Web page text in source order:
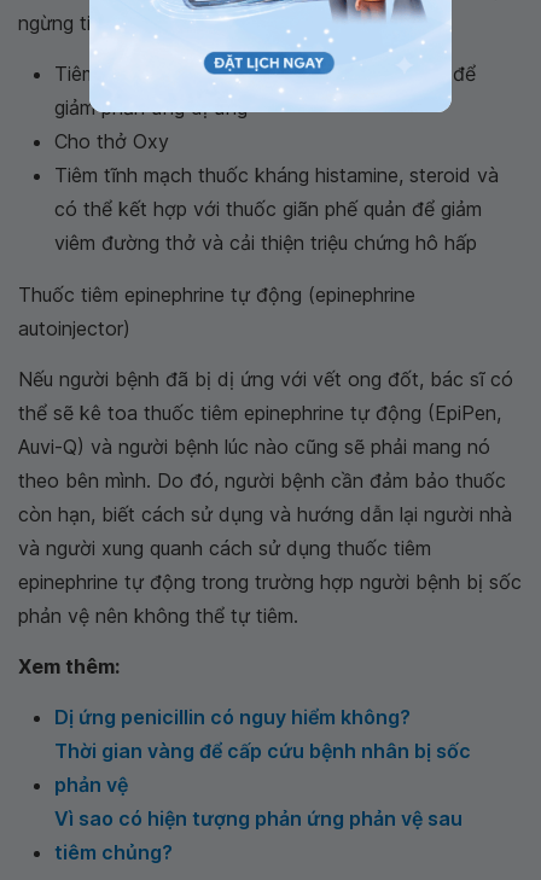
ngừng tim kết hợp với các phương pháp sau:
Tiêm Epinephrine (adrenaline) thuốc đầu tay để
giảm phản ứng dị ứng
Cho thở Oxy
Tiêm tĩnh mạch thuốc kháng histamine, steroid và
có thể kết hợp với thuốc giãn phế quản để giảm
viêm đường thở và cải thiện triệu chứng hô hấp
Thuốc tiêm epinephrine tự động (epinephrine
autoinjector)
Nếu người bệnh đã bị dị ứng với vết ong đốt, bác sĩ có
thể sẽ kê toa thuốc tiêm epinephrine tự động (EpiPen,
Auvi-Q) và người bệnh lúc nào cũng sẽ phải mang nó
theo bên mình. Do đó, người bệnh cần đảm bảo thuốc
còn hạn, biết cách sử dụng và hướng dẫn lại người nhà
và người xung quanh cách sử dụng thuốc tiêm
epinephrine tự động trong trường hợp người bệnh bị sốc
phản vệ nên không thể tự tiêm.
Xem thêm:
Dị ứng penicillin có nguy hiểm không?
Thời gian vàng để cấp cứu bệnh nhân bị sốc
phản vệ
Vì sao có hiện tượng phản ứng phản vệ sau
tiêm chủng?